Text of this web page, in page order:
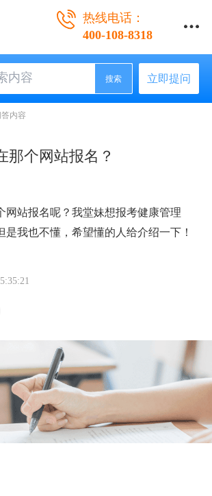
热线电话：
400-108-8318
搜索 立即提问
答内容
那个网站报名？
网站报名呢？我堂妹想报考健康管理
是我也不懂，希望懂的人给介绍一下！